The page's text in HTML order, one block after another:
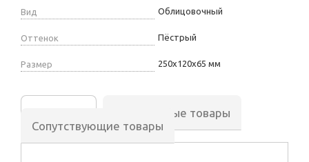
Вид Облицовочный
Оттенок Пёстрый
Размер 250х120х65 мм
Аналогичные товары
Сопутствующие товары